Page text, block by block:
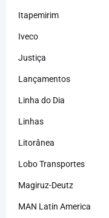
Itapemirim
Iveco
Justiça
Lançamentos
Linha do Dia
Linhas
Litorânea
Lobo Transportes
Magiruz-Deutz
MAN Latin America